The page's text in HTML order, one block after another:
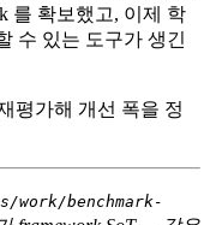
를 확보했고, 이제 학
수 있는 도구가 생긴
평가해 개선 폭을 정
work/benchmark-